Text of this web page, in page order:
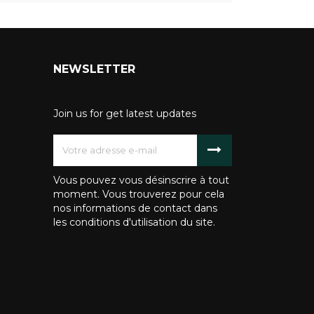
NEWSLETTER
Join us for get latest updates
Vous pouvez vous désinscrire à tout
moment. Vous trouverez pour cela
nos informations de contact dans
les conditions d'utilisation du site.